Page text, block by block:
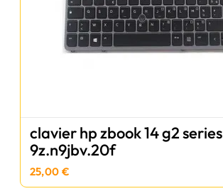
clavier hp zbook 14 g2 series
9z.n9jbv.20f
25,00 €